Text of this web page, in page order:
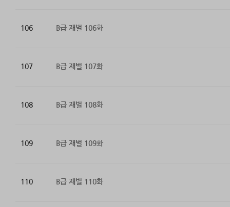
106 B급 재벌 106화
107 B급 재벌 107화
108 B급 재벌 108화
109 B급 재벌 109화
110 B급 재벌 110화